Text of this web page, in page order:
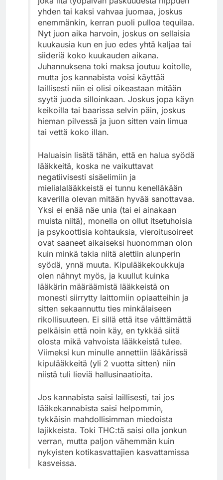
yhden tai kaksi vahvaa juomaa, joskus
enemmänkin, kerran puoli pulloa tequilaa.
Nyt juon aika harvoin, joskus on sellaisia
kuukausia kun en juo edes yhtä kaljaa tai
siideriä koko kuukauden aikana.
Juhannuksena toki maksa joutuu koitolle,
mutta jos kannabista voisi käyttää
laillisesti niin ei olisi oikeastaan mitään
syytä juoda silloinkaan. Joskus jopa käyn
keikoilla tai baarissa selvin päin, joskus
hieman pilvessä ja juon sitten vain limua
tai vettä koko illan.
Haluaisin lisätä tähän, että en halua syödä
lääkkeitä, koska ne vaikuttavat
negatiivisesti sisäelimiin ja
mielialalääkkeistä ei tunnu kenelläkään
kaverilla olevan mitään hyvää sanottavaa.
Yksi ei enää näe unia (tai ei ainakaan
muista niitä), monella on ollut itsetuhoisia
ja psykoottisia kohtauksia, vieroitusoireet
ovat saaneet aikaiseksi huonomman olon
kuin minkä takia niitä alettiin alunperin
syödä, ynnä muuta. Kipulääkekoukkuja
olen nähnyt myös, ja kuullut kuinka
lääkärin määräämistä lääkkeistä on
monesti siirrytty laittomiin opiaatteihin ja
sitten sekaannuttu ties minkälaiseen
rikollisuuteen. Ei sillä että itse välttämättä
pelkäisin että noin käy, en tykkää siitä
olosta mikä vahvoista lääkkeistä tulee.
Viimeksi kun minulle annettiin lääkärissä
kipulääkkeitä (yli 2 vuotta sitten) niin
niistä tuli lieviä hallusinaatioita.
Jos kannabista saisi laillisesti, tai jos
lääkekannabista saisi helpommin,
tykkäisin mahdollisimman miedoista
lajikkeista. Toki THC:tä saisi olla jonkun
verran, mutta paljon vähemmän kuin
nykyisten kotikasvattajien kasvattamissa
kasveissa.